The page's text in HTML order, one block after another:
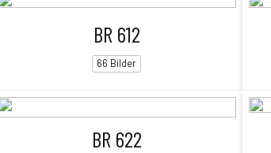
BR 612
66 Bilder
BR 622